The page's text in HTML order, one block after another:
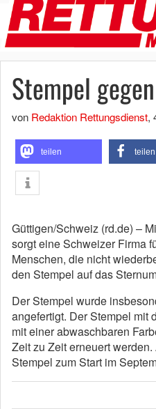
Stempel
von Redaktion Rettungsdienst,
teilen teilen
Güttigen/Schweiz (rd.de) –
sorgt eine Schweizer Firma
Menschen, die nicht
den Stempel auf das
Der Stempel wurde
angefertigt. Der Stempel mit
mit einer abwaschbaren
Zeit zu Zeit erneuert
Stempel zum Start im